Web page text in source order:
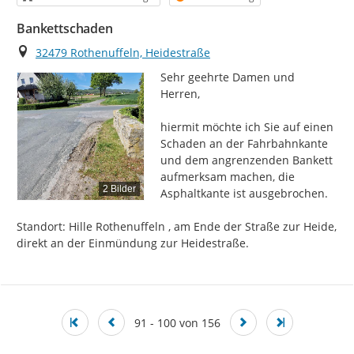
Bankettschaden
Ort
32479 Rothenuffeln, Heidestraße
2 Bilder
Sehr geehrte Damen und
Herren,
​hiermit möchte ich Sie auf einen
Schaden an der Fahrbahnkante
und dem angrenzenden Bankett
aufmerksam machen, die
Asphaltkante ist ausgebrochen.
​Standort: Hille Rothenuffeln , am Ende der Straße zur Heide,
direkt an der Einmündung zur Heidestraße.
91 - 100 von 156